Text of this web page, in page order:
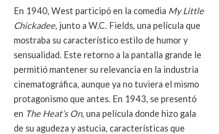
En 1940, West participó en la comedia My Little
Chickadee, junto a W.C. Fields, una película que
mostraba su característico estilo de humor y
sensualidad. Este retorno a la pantalla grande le
permitió mantener su relevancia en la industria
cinematográfica, aunque ya no tuviera el mismo
protagonismo que antes. En 1943, se presentó
en The Heat’s On, una película donde hizo gala
de su agudeza y astucia, características que